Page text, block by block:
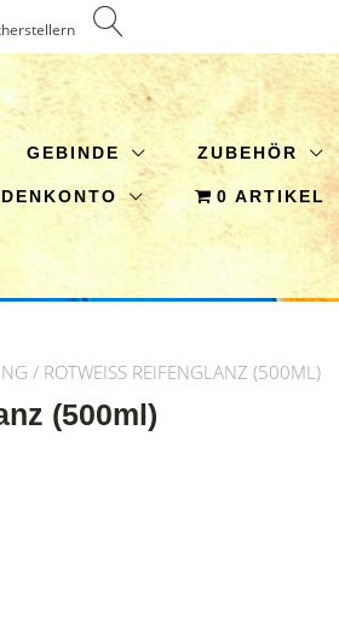
GEBINDE ZUBEHÖR
0 ARTIKEL
/ ROTWEISS REIFENGLANZ (500ML)
(500ml)